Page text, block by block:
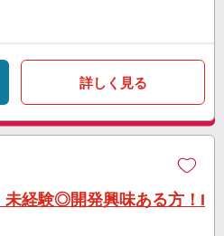
詳しく見る
未経験◎開発興味ある方！I